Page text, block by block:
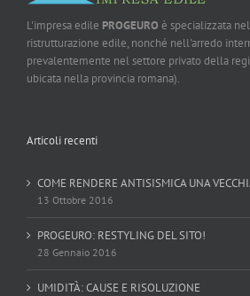
L'impresa edile PROGEURO è specializzata
ristrutturazione edile, nonché nell'arredo
prevalentemente nel settore privato della
ubicata nella provincia romana).
Articoli recenti
COME RENDERE ANTISISMICA UNA
13 Ottobre 2016
PROGEURO: RESTYLING DEL SITO!
28 Gennaio 2016
UMIDITÀ: CAUSE E RISOLUZIONE